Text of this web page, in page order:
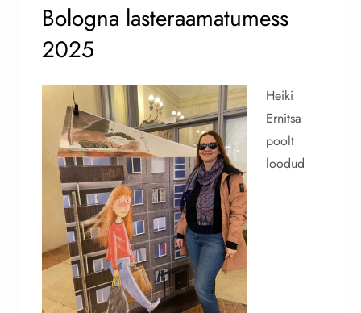
Bologna lasteraamatumess
2025
Heiki
Ernitsa
poolt
loodud